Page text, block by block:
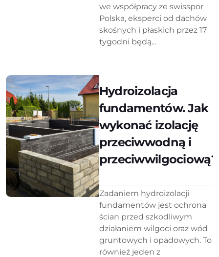
we współpracy ze swisspor
Polska, eksperci od dachów
skośnych i płaskich przez 17
tygodni będą...
Hydroizolacja
fundamentów. Jak
wykonać izolację
przeciwwodną i
przeciwwilgociową?
Zadaniem hydroizolacji
fundamentów jest ochrona
ścian przed szkodliwym
działaniem wilgoci oraz wód
gruntowych i opadowych. To
również jeden z